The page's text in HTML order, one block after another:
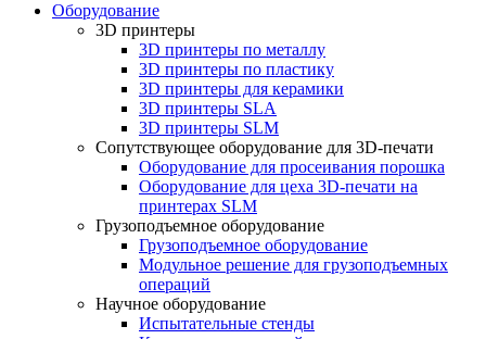
Оборудование
3D принтеры
3D принтеры по металлу
3D принтеры по пластику
3D принтеры для керамики
3D принтеры SLA
3D принтеры SLM
Сопутствующее оборудование для 3D-печати
Оборудование для просеивания порошка
Оборудование для цеха 3D-печати на
принтерах SLM
Грузоподъемное оборудование
Грузоподъемное оборудование
Модульное решение для грузоподъемных
операций
Научное оборудование
Испытательные стенды